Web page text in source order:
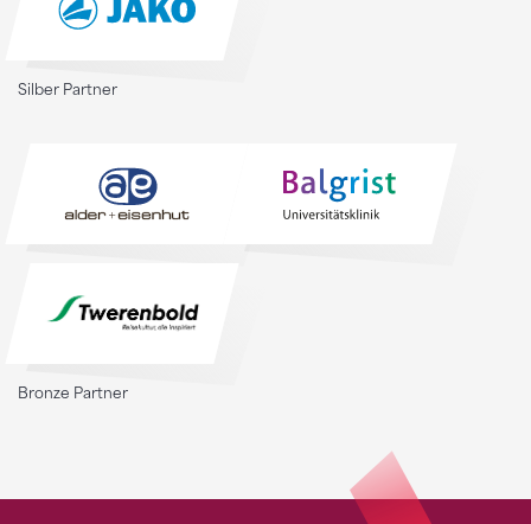
Silber Partner
Bronze Partner